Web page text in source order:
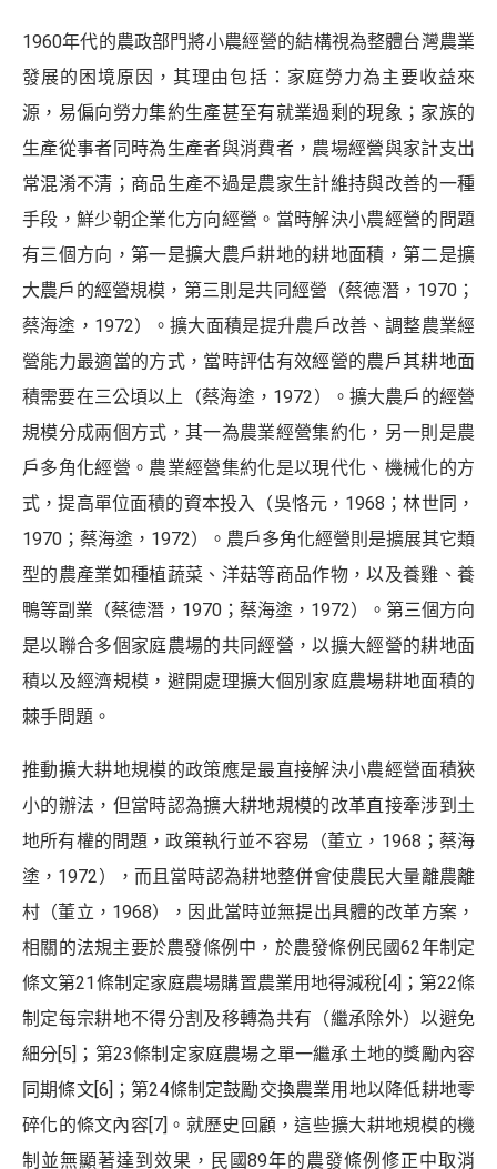
1960年代的農政部門將小農經營的結構視為整體台灣農業
發展的困境原因，其理由包括：家庭勞力為主要收益來
源，易偏向勞力集約生產甚至有就業過剩的現象；家族的
生產從事者同時為生產者與消費者，農場經營與家計支出
常混淆不清；商品生產不過是農家生計維持與改善的一種
手段，鮮少朝企業化方向經營。當時解決小農經營的問題
有三個方向，第一是擴大農戶耕地的耕地面積，第二是擴
大農戶的經營規模，第三則是共同經營（蔡德潛，1970；
蔡海塗，1972）。擴大面積是提升農戶改善、調整農業經
營能力最適當的方式，當時評估有效經營的農戶其耕地面
積需要在三公頃以上（蔡海塗，1972）。擴大農戶的經營
規模分成兩個方式，其一為農業經營集約化，另一則是農
戶多角化經營。農業經營集約化是以現代化、機械化的方
式，提高單位面積的資本投入（吳恪元，1968；林世同，
1970；蔡海塗，1972）。農戶多角化經營則是擴展其它類
型的農產業如種植蔬菜、洋菇等商品作物，以及養雞、養
鴨等副業（蔡德潛，1970；蔡海塗，1972）。第三個方向
是以聯合多個家庭農場的共同經營，以擴大經營的耕地面
積以及經濟規模，避開處理擴大個別家庭農場耕地面積的
棘手問題。
推動擴大耕地規模的政策應是最直接解決小農經營面積狹
小的辦法，但當時認為擴大耕地規模的改革直接牽涉到土
地所有權的問題，政策執行並不容易（董立，1968；蔡海
塗，1972），而且當時認為耕地整併會使農民大量離農離
村（董立，1968），因此當時並無提出具體的改革方案，
相關的法規主要於農發條例中，於農發條例民國62年制定
條文第21條制定家庭農場購置農業用地得減稅[4] ；第22條
制定每宗耕地不得分割及移轉為共有（繼承除外）以避免
細分[5] ；第23條制定家庭農場之單一繼承土地的獎勵內容
同期條文[6] ；第24條制定鼓勵交換農業用地以降低耕地零
碎化的條文內容[7] 。就歷史回顧，這些擴大耕地規模的機
制並無顯著達到效果，民國89年的農發條例修正中取消